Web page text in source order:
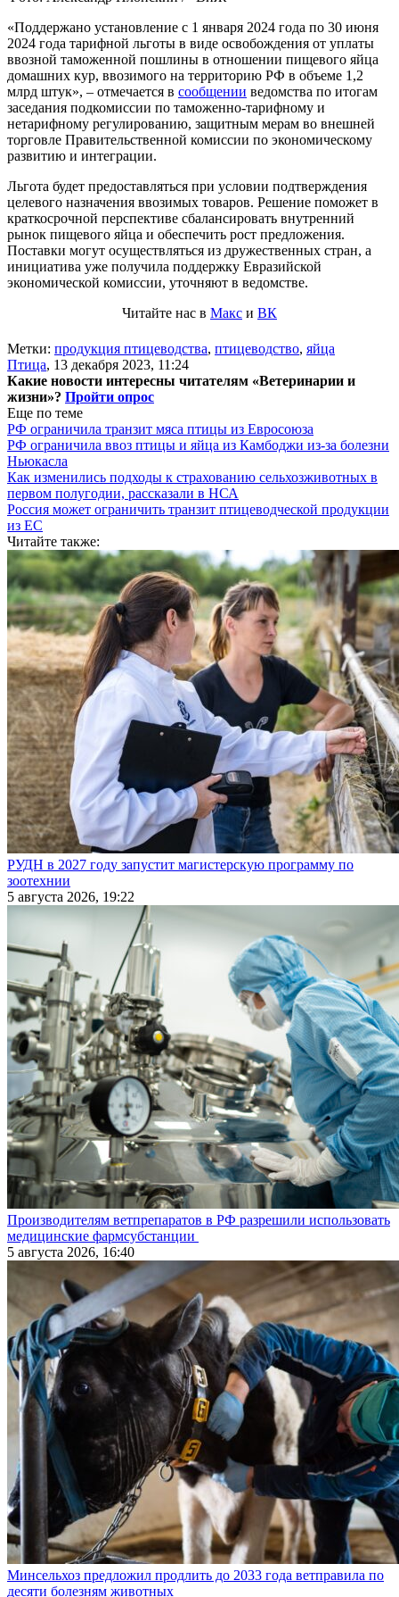
«Поддержано установление с 1 января 2024 года по 30 июня
2024 года тарифной льготы в виде освобождения от уплаты
ввозной таможенной пошлины в отношении пищевого яйца
домашних кур, ввозимого на территорию РФ в объеме 1,2
млрд штук», – отмечается в сообщении ведомства по итогам
заседания подкомиссии по таможенно-тарифному и
нетарифному регулированию, защитным мерам во внешней
торговле Правительственной комиссии по экономическому
развитию и интеграции.
Льгота будет предоставляться при условии подтверждения
целевого назначения ввозимых товаров. Решение поможет в
краткосрочной перспективе сбалансировать внутренний
рынок пищевого яйца и обеспечить рост предложения.
Поставки могут осуществляться из дружественных стран, а
инициатива уже получила поддержку Евразийской
экономической комиссии, уточняют в ведомстве.
Читайте нас в Макс и ВК
Метки: продукция птицеводства, птицеводство, яйца
Птица, 13 декабря 2023, 11:24
Какие новости интересны читателям «Ветеринарии и
жизни»? Пройти опрос
Еще по теме
РФ ограничила транзит мяса птицы из Евросоюза
РФ ограничила ввоз птицы и яйца из Камбоджи из-за болезни
Ньюкасла
Как изменились подходы к страхованию сельхозживотных в
первом полугодии, рассказали в НСА
Россия может ограничить транзит птицеводческой продукции
из ЕС
Читайте также:
РУДН в 2027 году запустит магистерскую программу по
зоотехнии
5 августа 2026, 19:22
Производителям ветпрепаратов в РФ разрешили использовать
медицинские фармсубстанции
5 августа 2026, 16:40
Минсельхоз предложил продлить до 2033 года ветправила по
десяти болезням животных